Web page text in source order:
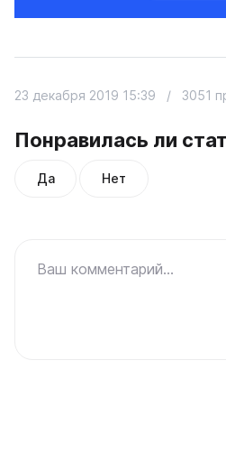
Понравилась ли
Да Нет
23 декабря 2019 15:39 / 3051
Ваш комментарий...